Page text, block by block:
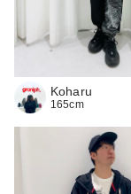
Koharu
165cm